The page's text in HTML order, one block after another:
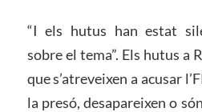
“I els hutus han estat
sobre el tema”. Els hutus a
que s’atreveixen a acusar
la presó, desapareixen o